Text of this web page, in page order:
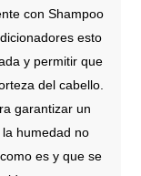
con Shampoo
esto
y permitir que
del cabello.
garantizar un
humedad no
es y que se